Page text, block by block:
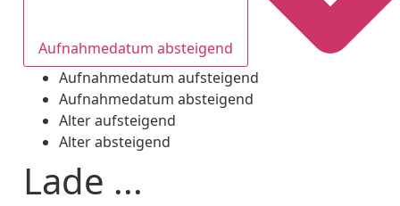
Aufnahmedatum absteigend
Aufnahmedatum aufsteigend
Aufnahmedatum absteigend
Alter aufsteigend
Alter absteigend
Lade ...